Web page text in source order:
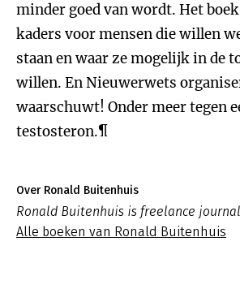
minder goed van wordt. Het
kaders voor mensen die willen
staan en waar ze mogelijk in de
willen. En Nieuwerwets
waarschuwt! Onder meer tegen
testosteron.¶
Over Ronald Buitenhuis
Ronald Buitenhuis is freelance
Alle boeken van Ronald Buitenhuis